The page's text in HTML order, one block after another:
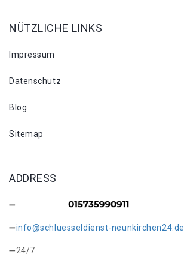
NÜTZLICHE LINKS
Impressum
Datenschutz
Blog
Sitemap
ADDRESS
info@schluesseldienst-neunkirchen24.de
24/7